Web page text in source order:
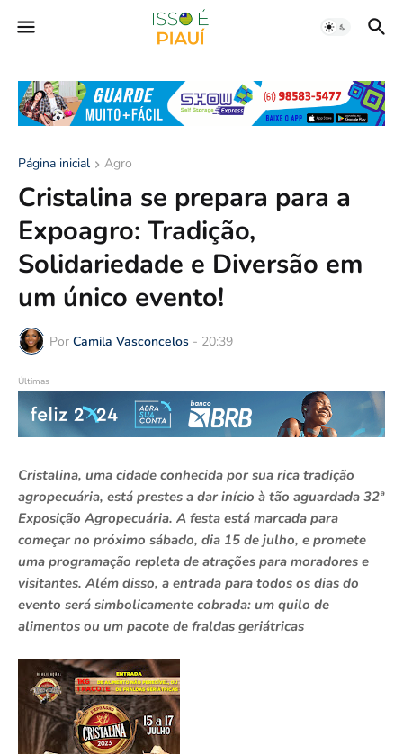
Página inicial Agro
Cristalina se prepara para a
Expoagro: Tradição,
Solidariedade e Diversão em
um único evento!
Por Camila Vasconcelos - 20:39
Últimas
Cristalina, uma cidade conhecida por sua rica tradição
agropecuária, está prestes a dar início à tão aguardada 32ª
Exposição Agropecuária. A festa está marcada para
começar no próximo sábado, dia 15 de julho, e promete
uma programação repleta de atrações para moradores e
visitantes. Além disso, a entrada para todos os dias do
evento será simbolicamente cobrada: um quilo de
alimentos ou um pacote de fraldas geriátricas